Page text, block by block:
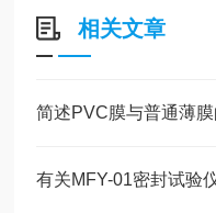
相关文章
简述PVC膜与普通薄
有关MFY-01密封试验